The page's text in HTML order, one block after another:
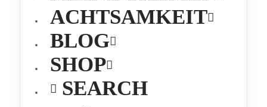
ACHTSAMKEIT
BLOG
SHOP
SEARCH